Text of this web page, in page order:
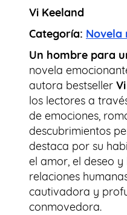
Vi Keeland
Categoría: Novela
Un hombre para
novela
autora bestseller
los lectores a
de emociones,
descubrimientos
destaca por su
el amor, el deseo
relaciones
cautivadora y
conmovedora.